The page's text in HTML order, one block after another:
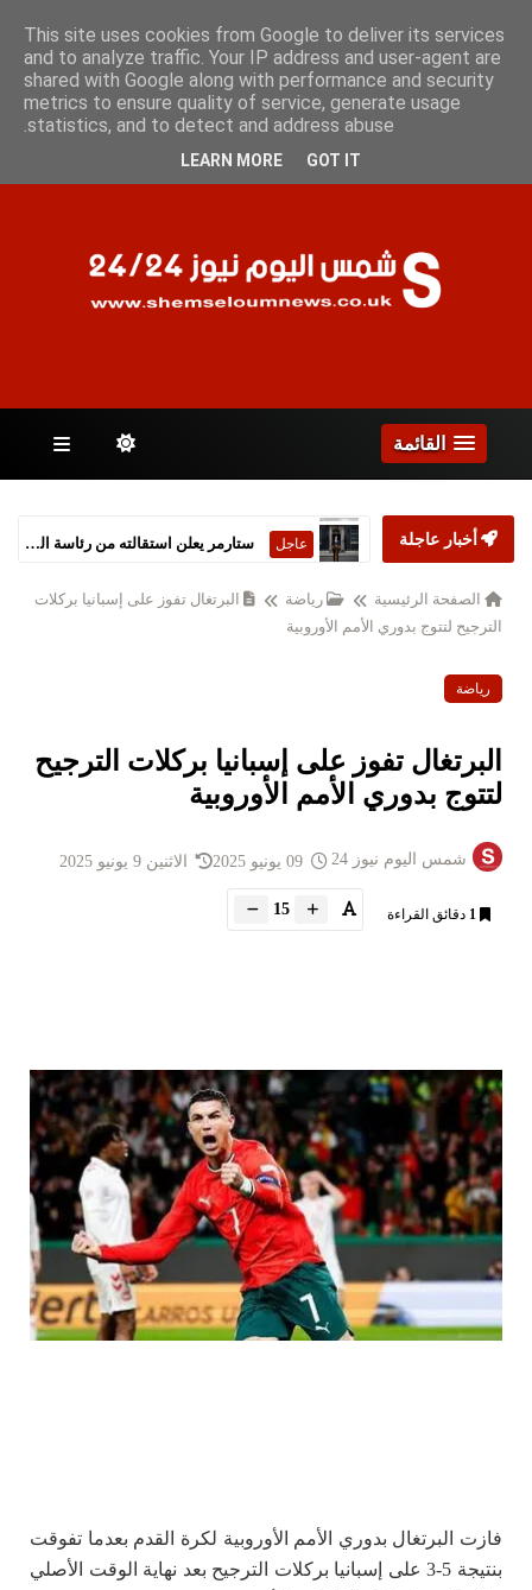
الصفحات
القائمة
أخبار عاجلة عاجل
الصفحة الرئيسية رياضة
البرتغال تفوز على إسبانيا بركلات
الترجيح لتتوج بدوري الأمم الأوروبية
رياضة
البرتغال تفوز على إسبانيا بركلات الترجيح
لتتوج بدوري الأمم الأوروبية
شمس اليوم نيوز 24 الاثنين 9 يونيو 2025
1 دقائق القراءة 15
فازت البرتغال بدوري الأمم الأوروبية لكرة القدم بعدما تفوقت
بنتيجة 5-3 على إسبانيا بركلات الترجيح بعد نهاية الوقت الأصلي
This site uses cookies from Google to deliver its services
and to analyze traffic. Your IP address and user-agent are
shared with Google along with performance and security
metrics to ensure quality of service, generate usage
statistics, and to detect and address abuse.
LEARN MORE GOT IT